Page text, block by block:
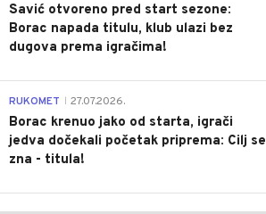
Savić otvoreno pred start sezone:
Borac napada titulu, klub ulazi bez
dugova prema igračima!
RUKOMET 27.07.2026.
Borac krenuo jako od starta, igrači
jedva dočekali početak priprema: Cilj se
zna - titula!